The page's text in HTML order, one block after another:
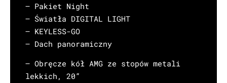
– Pakiet Night
– Światła DIGITAL LIGHT
– KEYLESS-GO
– Dach panoramiczny
– Obręcze kół AMG ze stopów metali
lekkich, 20”